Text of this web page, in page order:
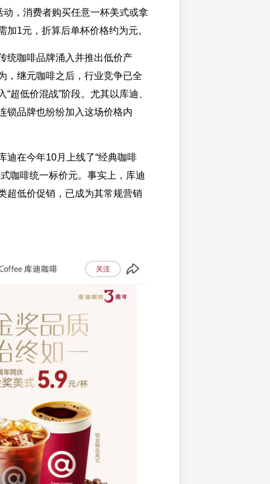
动，消费者购买任意一杯美式或拿
加1元，折算后单杯价格约为元。
统咖啡品牌涌入并推出低价产
，继元咖啡之后，行业竞争已全
“超低价混战”阶段。尤其以库迪、
锁品牌也纷纷加入这场价格内
迪在今年10月上线了“经典咖啡
咖啡统一标价元。事实上，库迪
超低价促销，已成为其常规营销